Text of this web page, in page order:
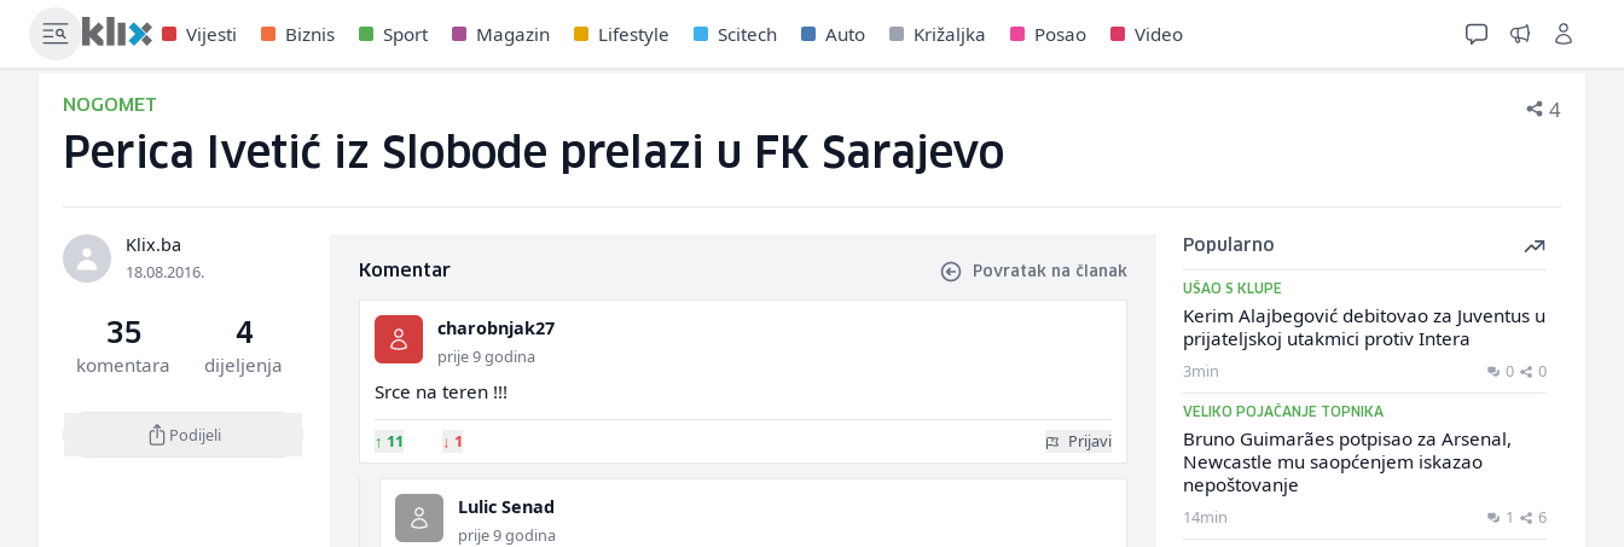
Vijesti Biznis Sport Magazin Lifestyle Scitech Auto Križaljka Posao Video
NOGOMET 4
Perica Ivetić iz Slobode prelazi u FK Sarajevo
Klix.ba
18.08.2016.
35
komentara
4
dijeljenja
Podijeli
Komentar Povratak na članak
charobnjak27
prije 9 godina
Srce na teren !!!
↑ 11 ↓ 1 Prijavi
Lulic Senad
prije 9 godina
Popularno
UŠAO S KLUPE
Kerim Alajbegović debitovao za Juventus u
prijateljskoj utakmici protiv Intera
3min 0 0
VELIKO POJAČANJE TOPNIKA
Bruno Guimarães potpisao za Arsenal,
Newcastle mu saopćenjem iskazao
nepoštovanje
14min 1 6